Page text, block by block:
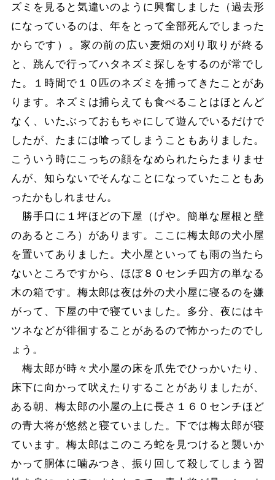
ズミを見ると気違いのように興奮しました（過去形
になっているのは、年をとって全部死んでしまった
からです）。家の前の広い麦畑の刈り取りが終る
と、跳んで行ってハタネズミ探しをするのが常でし
た。１時間で１０匹のネズミを捕ってきたことがあ
ります。ネズミは捕らえても食べることはほとんど
なく、いたぶっておもちゃにして遊んでいるだけで
したが、たまには喰ってしまうこともありました。
こういう時にこっちの顔をなめられたらたまりませ
んが、知らないでそんなことになっていたこともあ
ったかもしれません。
勝手口に１坪ほどの下屋（げや。簡単な屋根と壁
のあるところ）があります。ここに梅太郎の犬小屋
を置いてありました。犬小屋といっても雨の当たら
ないところですから、ほぼ８０センチ四方の単なる
木の箱です。梅太郎は夜は外の犬小屋に寝るのを嫌
がって、下屋の中で寝ていました。多分、夜にはキ
ツネなどが徘徊することがあるので怖かったのでし
ょう。
梅太郎が時々犬小屋の床を爪先でひっかいたり、
床下に向かって吠えたりすることがありましたが、
ある朝、梅太郎の小屋の上に長さ１６０センチほど
の青大将が悠然と寝ていました。下では梅太郎が寝
ています。梅太郎はこのころ蛇を見つけると襲いか
かって胴体に噛みつき、振り回して殺してしまう習